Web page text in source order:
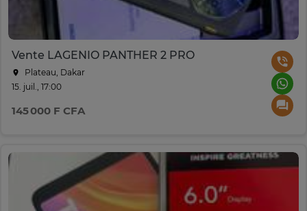
Vente LAGENIO PANTHER 2 PRO
Plateau, Dakar
15. juil., 17:00
145 000 F CFA